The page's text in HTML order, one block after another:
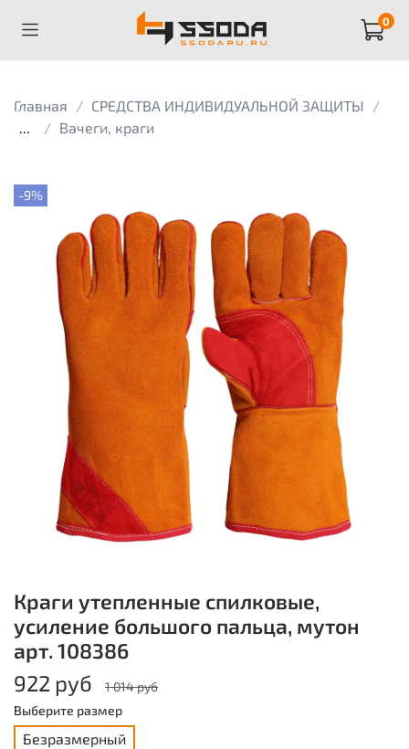
0
Главная
СРЕДСТВА ИНДИВИДУАЛЬНОЙ ЗАЩИТЫ
...
Вачеги, краги
-9%
Краги утепленные спилковые,
усиление большого пальца, мутон
арт. 108386
922 руб
1 014 руб
Выберите размер
Безразмерный